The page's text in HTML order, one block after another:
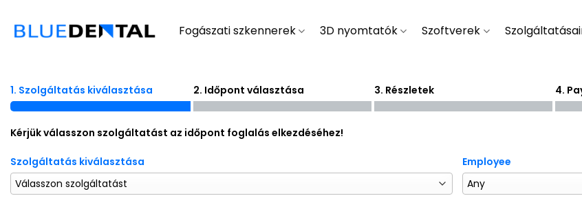
content
Fogászati szkennerek 3D nyomtatók Szoftverek
1. Szolgáltatás kiválasztása 2. Időpont választása 3. Részletek 4.
Kérjük válasszon szolgáltatást az időpont foglalás elkezdéséhez!
Szolgáltatás kiválasztása Employee